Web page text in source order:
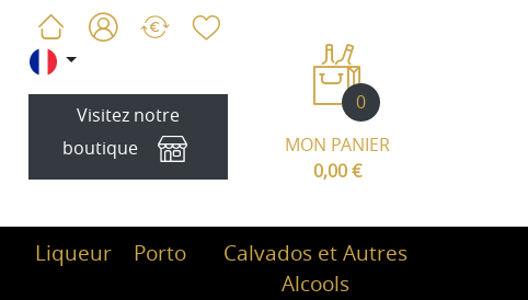
Visitez notre
boutique
0
MON PANIER
0,00 €
Liqueur Porto
Calvados et Autres
Alcools